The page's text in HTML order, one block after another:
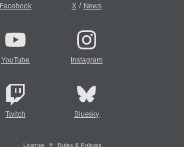
Facebook X/ News
YouTube Instagram
Twitch Bluesky
License Rules & Policies